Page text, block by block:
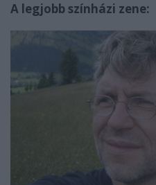
A legjobb színházi zene: